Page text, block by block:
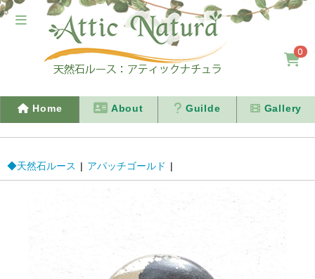
0
Home About Guilde Gallery
◆天然石ルース | アパッチゴールド |